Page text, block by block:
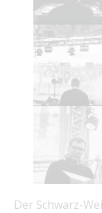
Der Schwarz-